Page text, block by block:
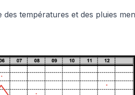
températures et des pluies